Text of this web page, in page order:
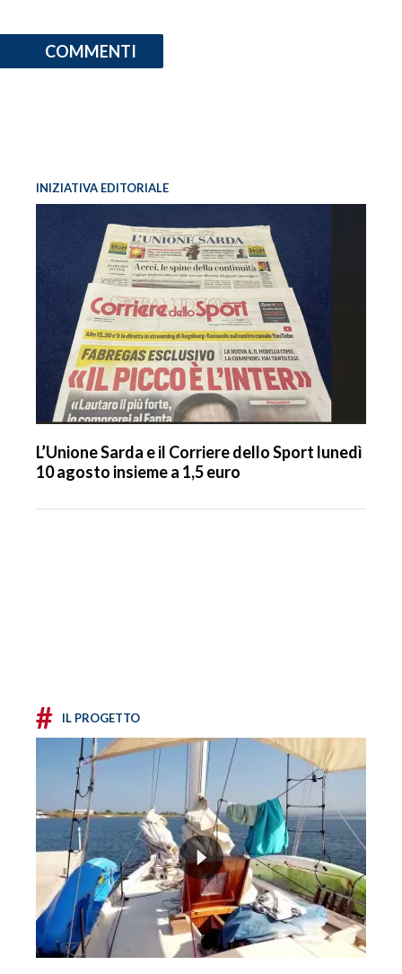
COMMENTI
INIZIATIVA EDITORIALE
L’Unione Sarda e il Corriere dello Sport lunedì
10 agosto insieme a 1,5 euro
# IL PROGETTO